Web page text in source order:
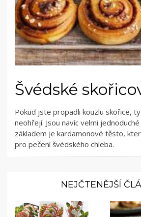
Švédské
Pokud jste propadli kouzlu skořice,
neohřejí. Jsou navíc velmi
základem je kardamonové těsto,
pro pečení švédského chleba.
NEJČTENĚJŠÍ